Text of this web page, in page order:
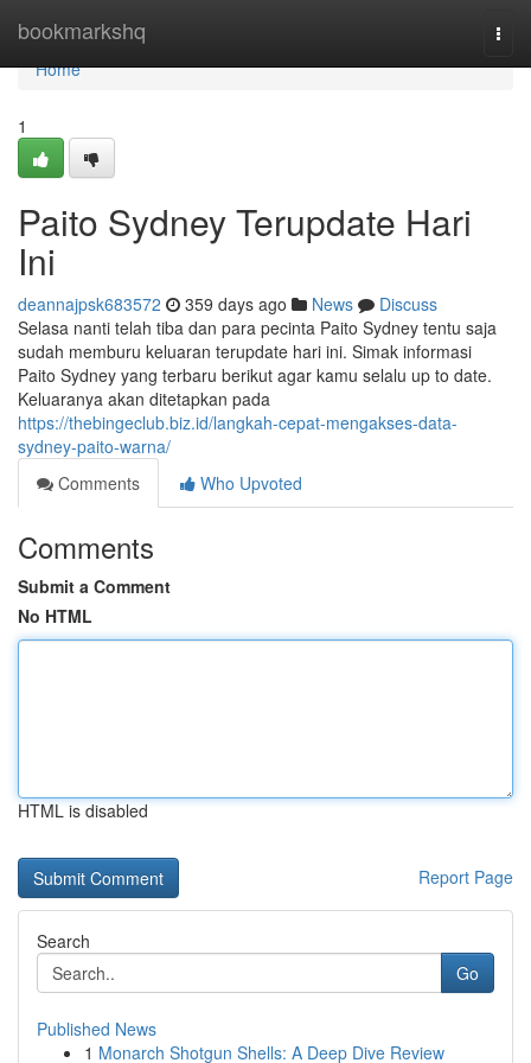
bookmarkshq
Home
Home
1
Paito Sydney Terupdate Hari
Ini
deannajpsk683572 359 days ago News
Discuss
Selasa nanti telah tiba dan para pecinta Paito Sydney tentu saja
sudah memburu keluaran terupdate hari ini. Simak informasi
Paito Sydney yang terbaru berikut agar kamu selalu up to date.
Keluaranya akan ditetapkan pada
https://thebingeclub.biz.id/langkah-cepat-mengakses-data-
sydney-paito-warna/
Comments
Who Upvoted
Comments
Submit a Comment
No HTML
HTML is disabled
Report Page
Search
Go
Published News
1 Monarch Shotgun Shells: A Deep Dive Review